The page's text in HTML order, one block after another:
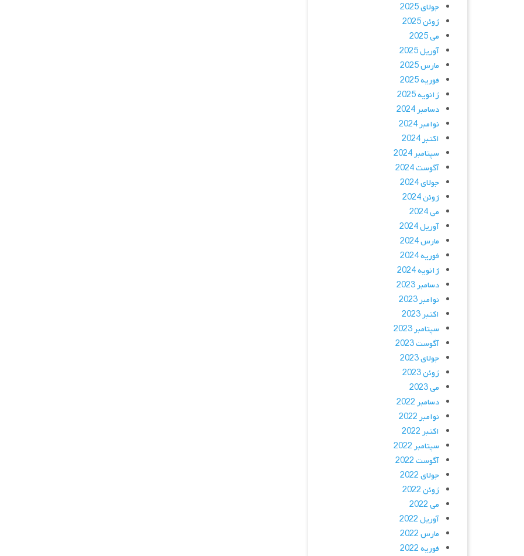
جولای 2025
ژوئن 2025
می 2025
آوریل 2025
مارس 2025
فوریه 2025
ژانویه 2025
دسامبر 2024
نوامبر 2024
اکتبر 2024
سپتامبر 2024
آگوست 2024
جولای 2024
ژوئن 2024
می 2024
آوریل 2024
مارس 2024
فوریه 2024
ژانویه 2024
دسامبر 2023
نوامبر 2023
اکتبر 2023
سپتامبر 2023
آگوست 2023
جولای 2023
ژوئن 2023
می 2023
دسامبر 2022
نوامبر 2022
اکتبر 2022
سپتامبر 2022
آگوست 2022
جولای 2022
ژوئن 2022
می 2022
آوریل 2022
مارس 2022
فوریه 2022